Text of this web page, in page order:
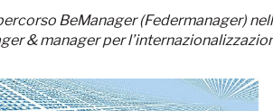
BeManager (Federmanager)
& manager per